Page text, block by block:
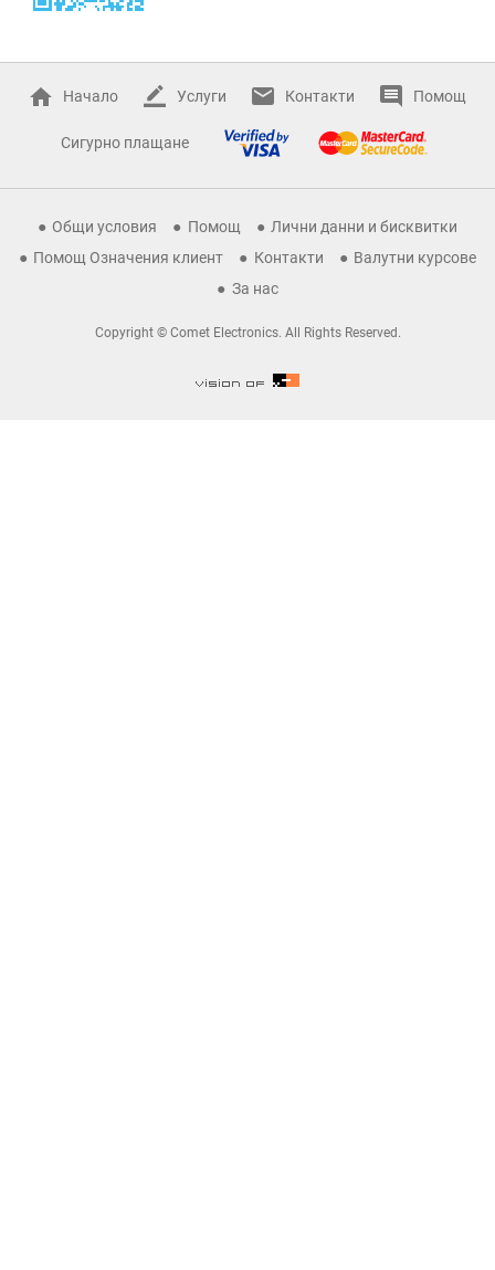
Начало Услуги Контакти Помощ
Сигурно плащане
Общи условия Помощ
Лични данни и бисквитки
Помощ Означения клиент
Контакти
Валутни курсове
За нас
Copyright © Comet Electronics. All Rights Reserved.